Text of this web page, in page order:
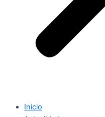
Inicio